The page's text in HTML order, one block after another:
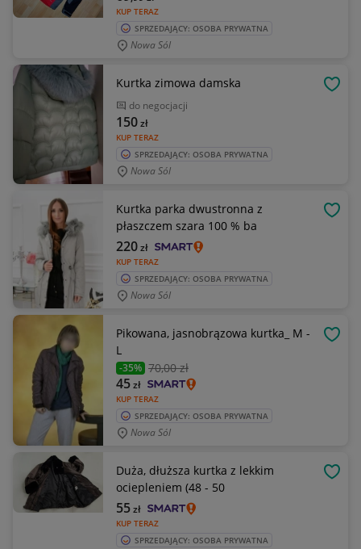
KUP TERAZ
SPRZEDAJĄCY: OSOBA PRYWATNA
Nowa Sól
Kurtka zimowa damska
do negocjacji
KUP TERAZ
150zł
SPRZEDAJĄCY: OSOBA PRYWATNA
Nowa Sól
Kurtka parka dwustronna z
płaszczem szara 100 % ba
KUP TERAZ
220zł
SPRZEDAJĄCY: OSOBA PRYWATNA
Nowa Sól
Pikowana, jasnobrązowa kurtka_ M -
L
-35% 70,00 zł
KUP TERAZ
45zł
SPRZEDAJĄCY: OSOBA PRYWATNA
Nowa Sól
Duża, dłuższa kurtka z lekkim
ociepleniem (48 - 50
KUP TERAZ
55zł
SPRZEDAJĄCY: OSOBA PRYWATNA